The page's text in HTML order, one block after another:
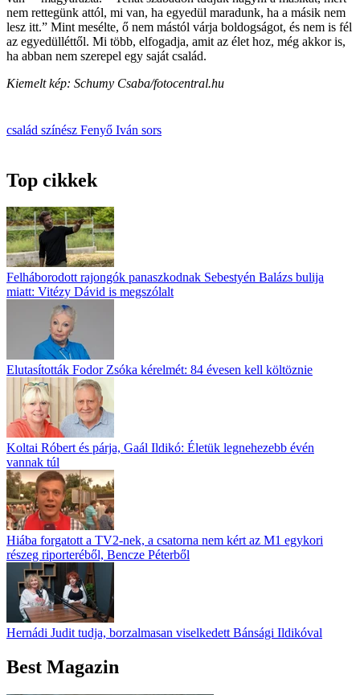
nem rettegünk attól, mi van, ha egyedül maradunk, ha a másik nem
lesz itt.” Mint mesélte, ő nem mástól várja boldogságot, és nem is fél
az egyedülléttől. Mi több, elfogadja, amit az élet hoz, még akkor is,
ha abban nem szerepel egy saját család.
Kiemelt kép: Schumy Csaba/fotocentral.hu
család színész Fenyő Iván sors
Top cikkek
Felháborodott rajongók panaszkodnak Sebestyén Balázs bulija
miatt: Vitézy Dávid is megszólalt
Elutasították Fodor Zsóka kérelmét: 84 évesen kell költöznie
Koltai Róbert és párja, Gaál Ildikó: Életük legnehezebb évén
vannak túl
Hiába forgatott a TV2-nek, a csatorna nem kért az M1 egykori
részeg riporteréből, Bencze Péterből
Hernádi Judit tudja, borzalmasan viselkedett Bánsági Ildikóval
Best Magazin